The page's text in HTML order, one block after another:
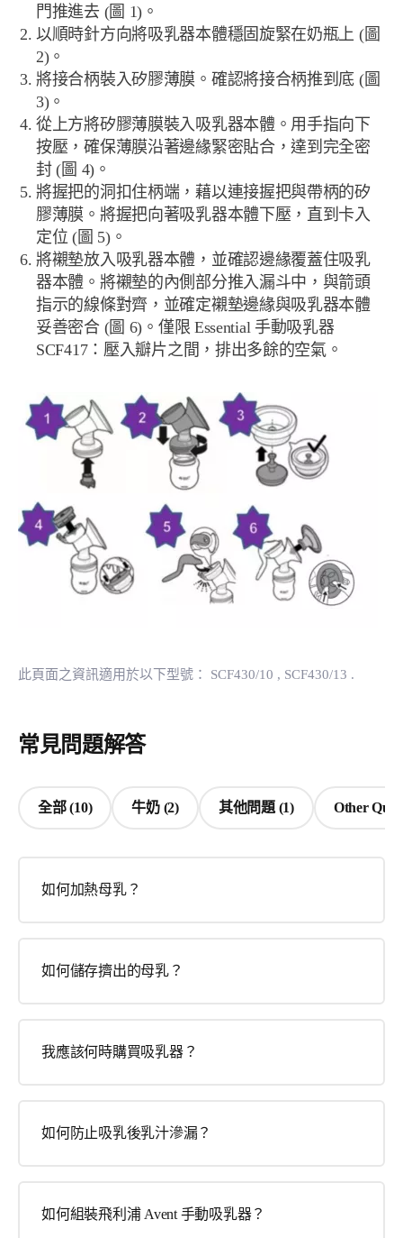
門推進去 (圖 1)。
以順時針方向將吸乳器本體穩固旋緊在奶瓶上 (圖
2)。
將接合柄裝入矽膠薄膜。確認將接合柄推到底 (圖
3)。
從上方將矽膠薄膜裝入吸乳器本體。用手指向下
按壓，確保薄膜沿著邊緣緊密貼合，達到完全密
封 (圖 4)。
將握把的洞扣住柄端，藉以連接握把與帶柄的矽
膠薄膜。將握把向著吸乳器本體下壓，直到卡入
定位 (圖 5)。
將襯墊放入吸乳器本體，並確認邊緣覆蓋住吸乳
器本體。將襯墊的內側部分推入漏斗中，與箭頭
指示的線條對齊，並確定襯墊邊緣與吸乳器本體
妥善密合 (圖 6)。僅限 Essential 手動吸乳器
SCF417：壓入瓣片之間，排出多餘的空氣。
此頁面之資訊適用於以下型號： SCF430/10 , SCF430/13 .
常見問題解答
全部 (10) 牛奶 (2) 其他問題 (1) Other
如何加熱母乳？
如何儲存擠出的母乳？
我應該何時購買吸乳器？
如何防止吸乳後乳汁滲漏？
如何組裝飛利浦 Avent 手動吸乳器？